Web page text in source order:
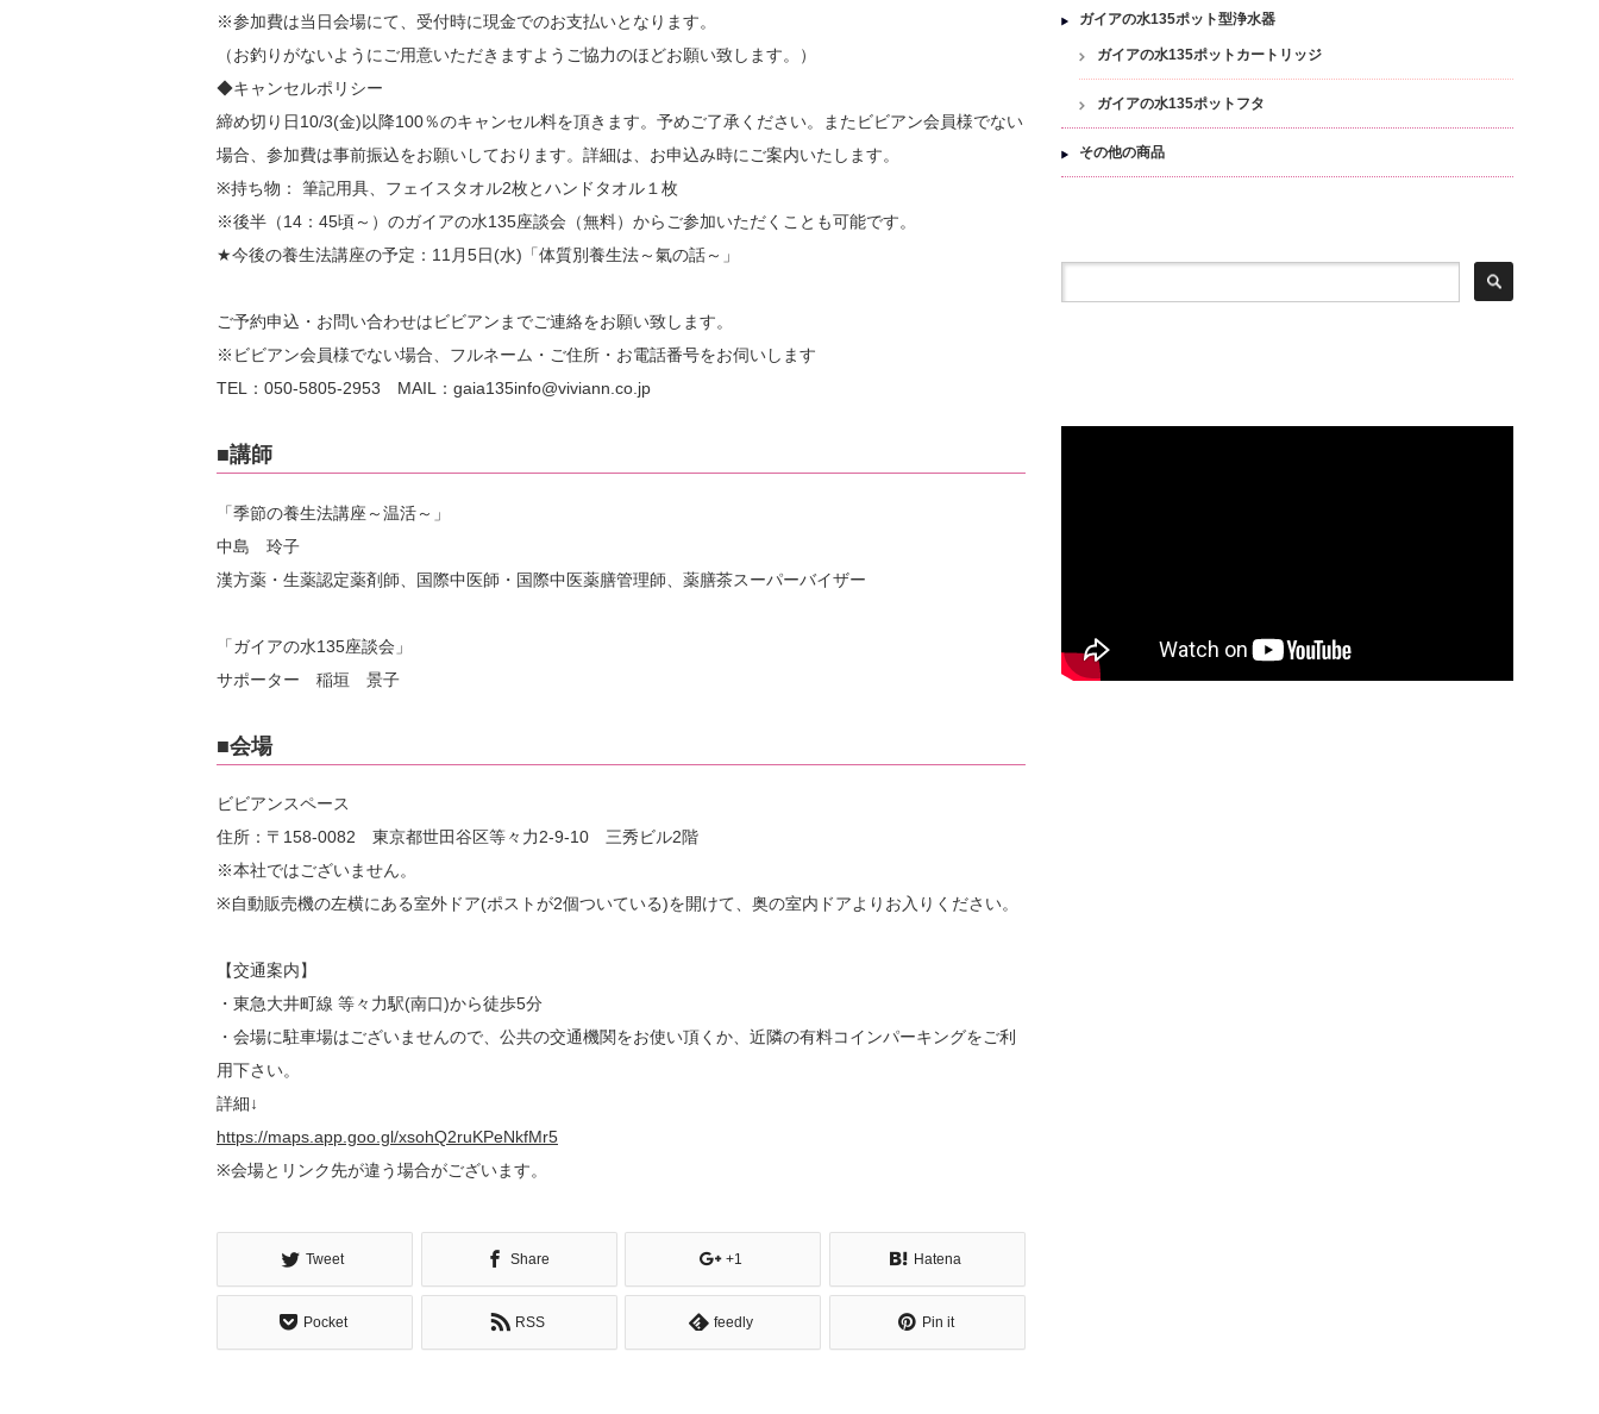
※参加費は当日会場にて、受付時に現金でのお支払いとなります。
（お釣りがないようにご用意いただきますようご協力のほどお願い致します。）
◆キャンセルポリシー
締め切り日10/3(金)以降100％のキャンセル料を頂きます。予めご了承ください。またビビアン会員様でない
場合、参加費は事前振込をお願いしております。詳細は、お申込み時にご案内いたします。
※持ち物： 筆記用具、フェイスタオル2枚とハンドタオル１枚
※後半（14：45頃～）のガイアの水135座談会（無料）からご参加いただくことも可能です。
★今後の養生法講座の予定：11月5日(水)「体質別養生法～氣の話～」
ご予約申込・お問い合わせはビビアンまでご連絡をお願い致します。
※ビビアン会員様でない場合、フルネーム・ご住所・お電話番号をお伺いします
TEL：050-5805-2953 MAIL：gaia135info@viviann.co.jp
■講師
「季節の養生法講座～温活～」
中島 玲子
漢方薬・生薬認定薬剤師、国際中医師・国際中医薬膳管理師、薬膳茶スーパーバイザー
「ガイアの水135座談会」
サポーター 稲垣 景子
■会場
ビビアンスペース
住所：〒158-0082 東京都世田谷区等々力2-9-10 三秀ビル2階
※本社ではございません。
※自動販売機の左横にある室外ドア(ポストが2個ついている)を開けて、奥の室内ドアよりお入りください。
【交通案内】
・東急大井町線 等々力駅(南口)から徒歩5分
・会場に駐車場はございませんので、公共の交通機関をお使い頂くか、近隣の有料コインパーキングをご利
用下さい。
詳細↓
https://maps.app.goo.gl/xsohQ2ruKPeNkfMr5
※会場とリンク先が違う場合がございます。
Tweet Share +1 Hatena
Pocket RSS feedly Pin it
ガイアの水135ポット型浄水器
ガイアの水135ポットカートリッジ
ガイアの水135ポットフタ
その他の商品